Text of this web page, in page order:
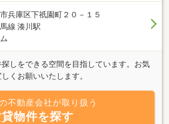
兵庫区下祇園町２０－１５
線 湊川駅
しをできる空間を目指しています。お気
くお願いいたします。
不動産会社が取り扱う
物件を探す